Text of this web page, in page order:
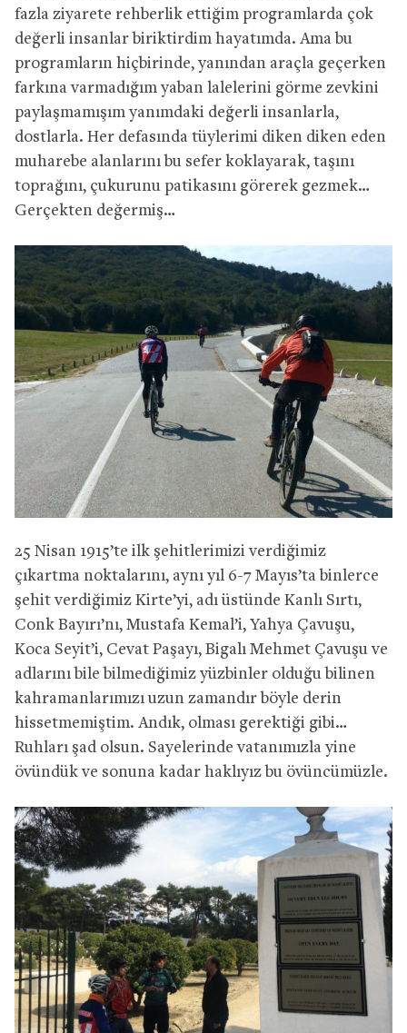
fazla ziyarete rehberlik ettiğim programlarda çok
değerli insanlar biriktirdim hayatımda. Ama bu
programların hiçbirinde, yanından araçla geçerken
farkına varmadığım yaban lalelerini görme zevkini
paylaşmamışım yanımdaki değerli insanlarla,
dostlarla. Her defasında tüylerimi diken diken eden
muharebe alanlarını bu sefer koklayarak, taşını
toprağını, çukurunu patikasını görerek gezmek…
Gerçekten değermiş…
25 Nisan 1915’te ilk şehitlerimizi verdiğimiz
çıkartma noktalarını, aynı yıl 6-7 Mayıs’ta binlerce
şehit verdiğimiz Kirte’yi, adı üstünde Kanlı Sırtı,
Conk Bayırı’nı, Mustafa Kemal’i, Yahya Çavuşu,
Koca Seyit’i, Cevat Paşayı, Bigalı Mehmet Çavuşu ve
adlarını bile bilmediğimiz yüzbinler olduğu bilinen
kahramanlarımızı uzun zamandır böyle derin
hissetmemiştim. Andık, olması gerektiği gibi…
Ruhları şad olsun. Sayelerinde vatanımızla yine
övündük ve sonuna kadar haklıyız bu övüncümüzle.